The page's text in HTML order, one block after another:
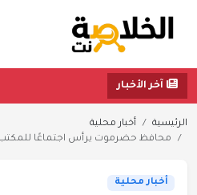
آخر الأخبار
الرئيسية
أخبار محلية
محافظ حضرموت يرأس اجتماعًا للمكتب
أخبار محلية